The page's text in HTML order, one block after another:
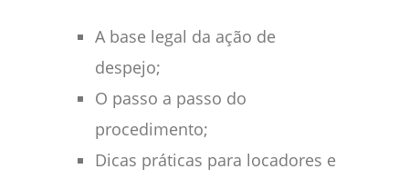
A base legal da ação de
despejo;
O passo a passo do
procedimento;
Dicas práticas para locadores e